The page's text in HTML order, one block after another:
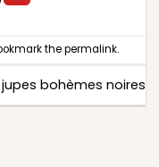
thepermalink.
jupes bohèmes noires